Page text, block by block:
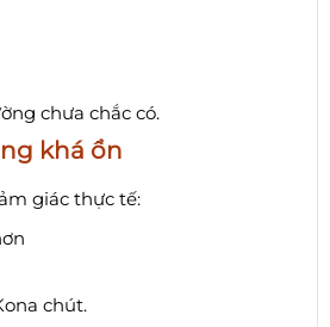
chưa chắc có.
khá ổn
giác thực tế:
chút.